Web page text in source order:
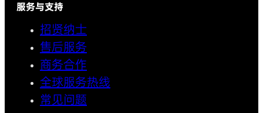
服务与支持
招贤纳士
售后服务
商务合作
全球服务热线
常见问题